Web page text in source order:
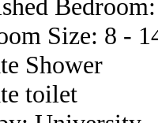
Size: 8 -
Shower
toilet